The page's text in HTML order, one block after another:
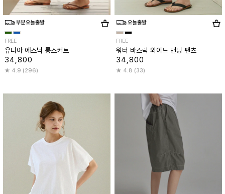
FREE
유디아 에스닉 롱스커트
34,800
4.9 (296)
FREE
워터 바스락 와이드 밴딩 팬츠
34,800
4.8 (33)